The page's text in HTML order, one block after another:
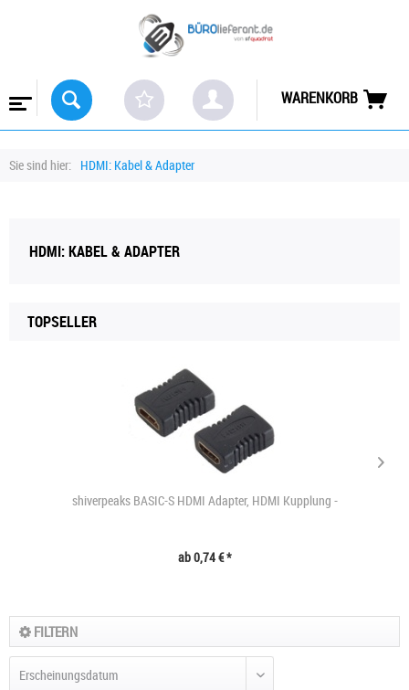
WARENKORB
Sie sind hier: HDMI: Kabel & Adapter
HDMI: KABEL & ADAPTER
TOPSELLER
shiverpeaks BASIC-S HDMI Adapter, HDMI Kupplung -
ab 0,74 € *
FILTERN